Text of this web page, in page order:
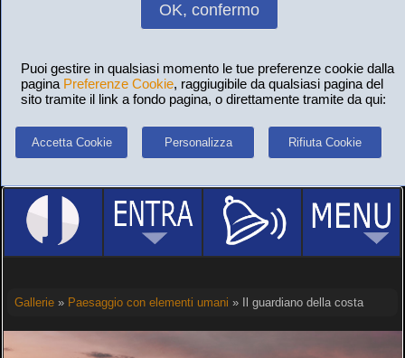
OK, confermo
Puoi gestire in qualsiasi momento le tue preferenze cookie dalla
pagina Preferenze Cookie, raggiugibile da qualsiasi pagina del
sito tramite il link a fondo pagina, o direttamente tramite da qui:
Accetta Cookie Personalizza Rifiuta Cookie
Gallerie» Paesaggio con elementi umani » Il guardiano della costa